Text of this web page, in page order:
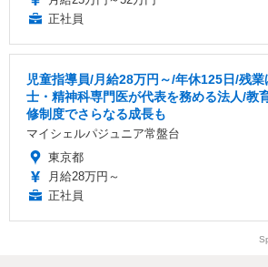
正社員
児童指導員/月給28万円～/年休125日/残
士・精神科専門医が代表を務める法人/教
修制度でさらなる成長も
マイシェルパジュニア常盤台
東京都
月給28万円～
正社員